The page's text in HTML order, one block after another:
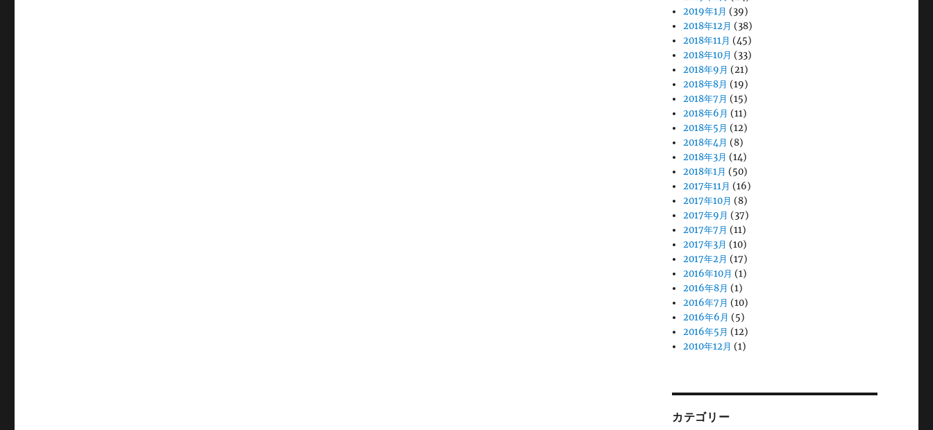
2019年1月 (39)
2018年12月 (38)
2018年11月 (45)
2018年10月 (33)
2018年9月 (21)
2018年8月 (19)
2018年7月 (15)
2018年6月 (11)
2018年5月 (12)
2018年4月 (8)
2018年3月 (14)
2018年1月 (50)
2017年11月 (16)
2017年10月 (8)
2017年9月 (37)
2017年7月 (11)
2017年3月 (10)
2017年2月 (17)
2016年10月 (1)
2016年8月 (1)
2016年7月 (10)
2016年6月 (5)
2016年5月 (12)
2010年12月 (1)
カテゴリー